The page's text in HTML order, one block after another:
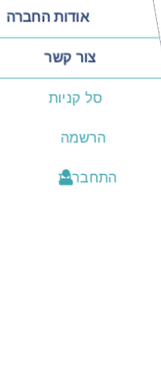
אודות החברה
צור קשר
סל קניות
הרשמה
התחברות
10 March 2022
צמידי טניס הם מבין
הקיימים היום. כל אישה
הטניס אפשר לענוד עם
לוותר על צמיד יוקתי